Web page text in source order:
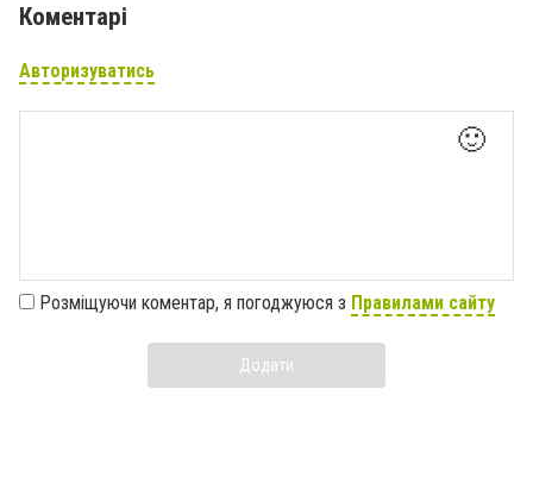
Коментарі
Авторизуватись
🙂
Розміщуючи коментар, я погоджуюся з Правилами сайту
Додати